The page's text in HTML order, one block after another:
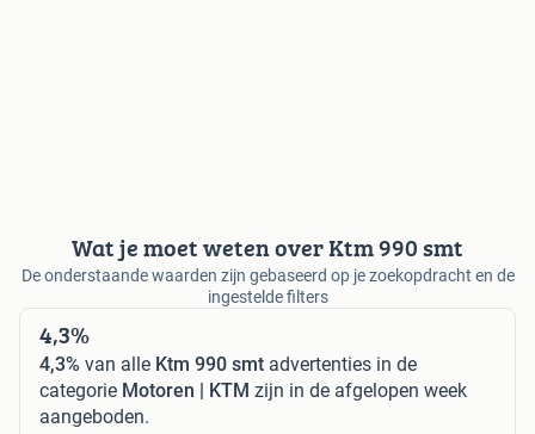
Wat je moet weten over Ktm 990 smt
De onderstaande waarden zijn gebaseerd op je zoekopdracht en de
ingestelde filters
4,3%
4,3% van alle Ktm 990 smt advertenties in de
categorie Motoren | KTM zijn in de afgelopen week
aangeboden.